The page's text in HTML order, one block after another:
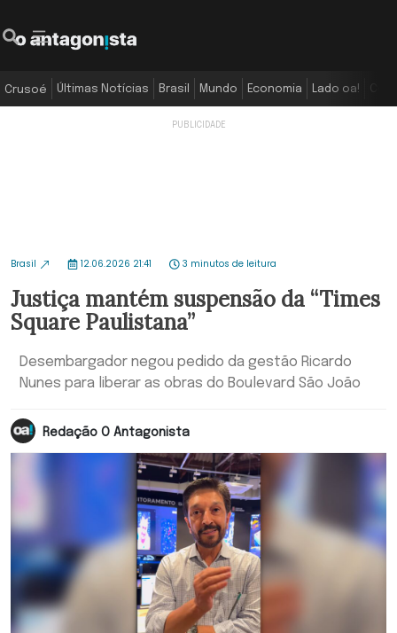
Crusoé Últimas Notícias Brasil Mundo Economia Lado oa!
Brasil 12.06.2026 21:41 3 minutos de leitura
Justiça mantém suspensão da “Times
Square Paulistana”
Desembargador negou pedido da gestão Ricardo
Nunes para liberar as obras do Boulevard São João
Redação O Antagonista